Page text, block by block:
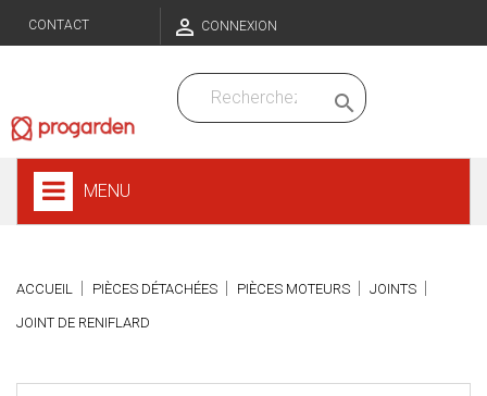
CONTACT  CONNEXION

MENU
ACCUEIL PIÈCES DÉTACHÉES PIÈCES MOTEURS JOINTS
JOINT DE RENIFLARD